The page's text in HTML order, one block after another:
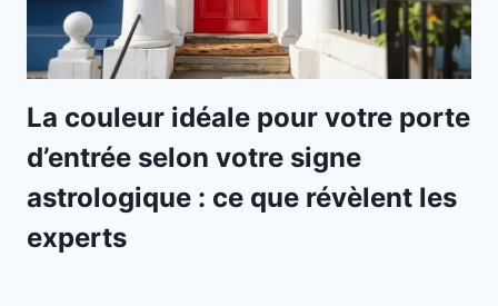
La couleur idéale pour votre porte
d’entrée selon votre signe
astrologique : ce que révèlent les
experts